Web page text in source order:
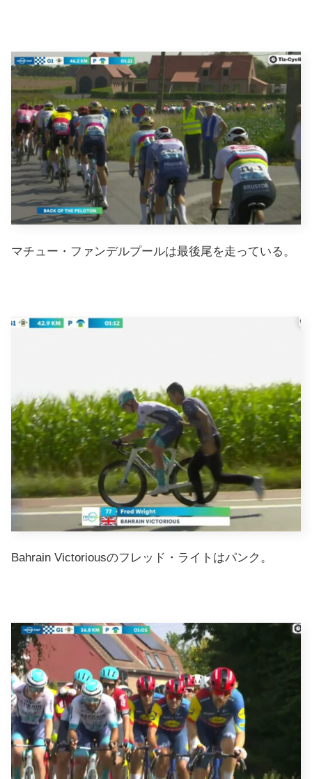
マチュー・ファンデルプールは最後尾を走っている。
Bahrain Victoriousのフレッド・ライトはパンク。